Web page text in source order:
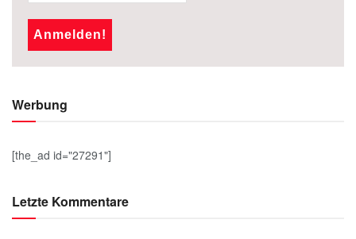
Werbung
[the_ad id="27291"]
Letzte Kommentare